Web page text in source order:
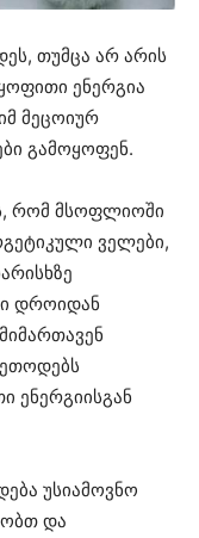
თუმცა არ არის
ენერგია
მეცოიურ
გამოყოფენ.
რომ მსოფლიოში
ველები,
დროიდან
ენერგიისგან
უსიამოვნო
და